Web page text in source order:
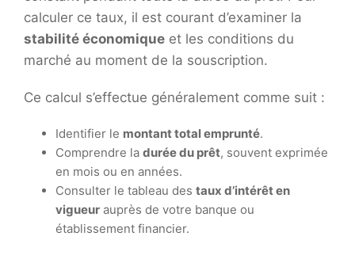
calculer ce taux, il est courant d’examiner la
stabilité économique et les conditions du
marché au moment de la souscription.
Ce calcul s’effectue généralement comme suit :
Identifier le montant total emprunté.
Comprendre la durée du prêt, souvent exprimée
en mois ou en années.
Consulter le tableau des taux d’intérêt en
vigueur auprès de votre banque ou
établissement financier.